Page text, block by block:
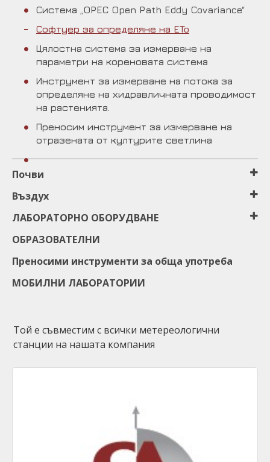
Система „OPEC Open Path Eddy Covariance“
Софтуер за определяне на ETo
Цялостна система за измерване на
параметри на кореновата система
Инструмент за измерване на потока за
определяне на хидравличната проводимост
на растенията.
Преносим инструмент за измерване на
отразената от културите светлина
Почви
Въздух
ЛАБОРАТОРНО ОБОРУДВАНЕ
ОБРАЗОВАТЕЛНИ
Преносими инструменти за обща употреба
МОБИЛНИ ЛАБОРАТОРИИ
Tой е съвместим с всички метереологични
станции на нашата компания